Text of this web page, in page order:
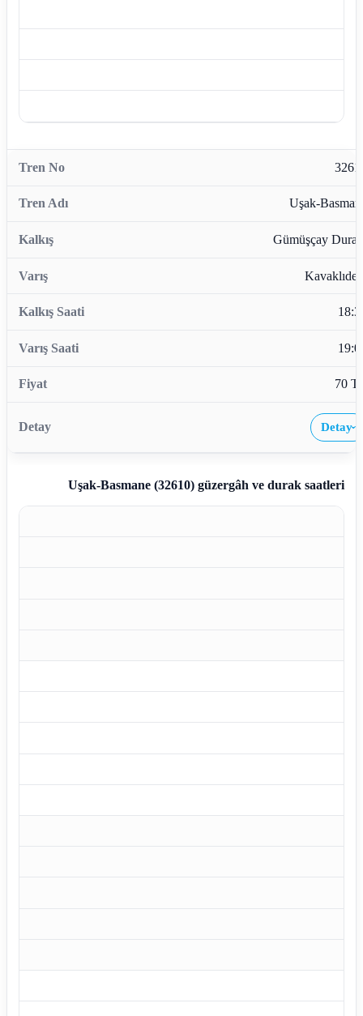
Uşak-
Gümüşçay
70
Detay›
Uşak-Basmane (32610)güzergâh ve durak saatleri